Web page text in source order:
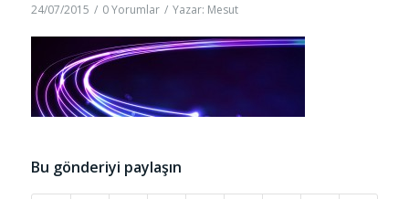
24/07/2015 / 0 Yorumlar / Yazar: Mesut
Bu gönderiyi paylaşın